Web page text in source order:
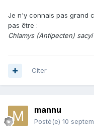
Je n'y connais pas grand
pas être :
Chlamys (Antipecten) sacyi
Citer
mannu
Posté(e) 10